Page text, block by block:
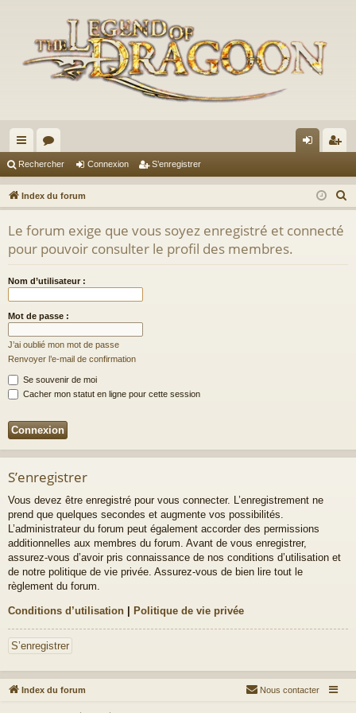
cc
ès
ra
pi
or
u
m
s
ne
xi
on
nr
eg
ist
Rechercher Connexion S’enregistrer
Index du forum
e
Le forum exige que vous soyez enregistré et connecté
pour pouvoir consulter le profil des membres.
Nom d’utilisateur :
Mot de passe :
J’ai oublié mon mot de passe
Renvoyer l’e-mail de confirmation
Se souvenir de moi
Cacher mon statut en ligne pour cette session
S’enregistrer
Vous devez être enregistré pour vous connecter. L’enregistrement ne
prend que quelques secondes et augmente vos possibilités.
L’administrateur du forum peut également accorder des permissions
additionnelles aux membres du forum. Avant de vous enregistrer,
assurez-vous d’avoir pris connaissance de nos conditions d’utilisation et
de notre politique de vie privée. Assurez-vous de bien lire tout le
règlement du forum.
Conditions d’utilisation | Politique de vie privée
S’enregistrer
Index du forum Nous contacter